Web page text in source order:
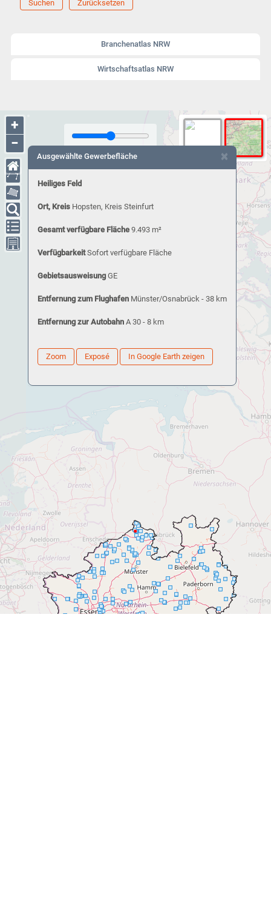
Suchen Zurücksetzen
Branchenatlas NRW
Wirtschaftsatlas NRW
+
−
×
Ausgewählte Gewerbefläche
Heiliges Feld
Ort, Kreis Hopsten, Kreis Steinfurt
Gesamt verfügbare Fläche 9.493 m²
Verfügbarkeit Sofort verfügbare Fläche
GebietsausweisungGE
Entfernung zum Flughafen Münster/Osnabrück - 38 km
Entfernung zur Autobahn A 30 - 8 km
Zoom Exposé In Google Earth zeigen